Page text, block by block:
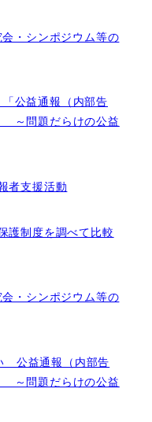
・シンポジウム等の
公益通報（内部告
～問題だらけの公益
者支援活動
護制度を調べて比較
・シンポジウム等の
公益通報（内部告
～問題だらけの公益